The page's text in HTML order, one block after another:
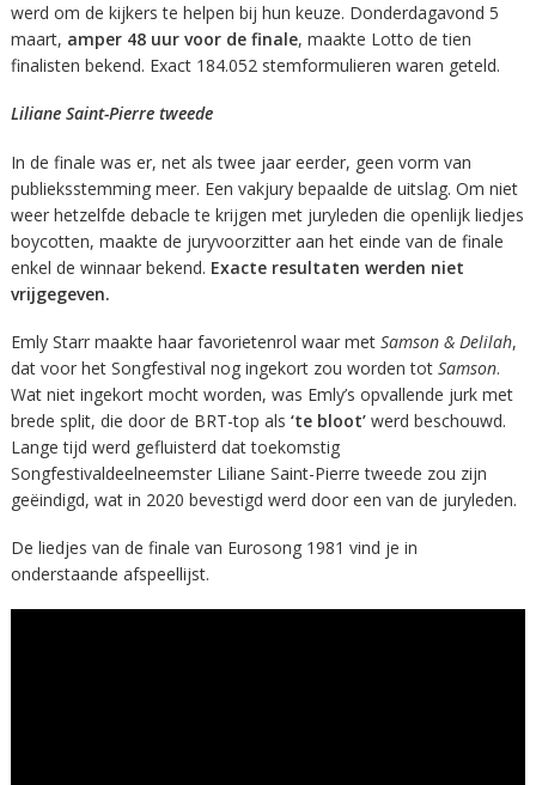
werd om de kijkers te helpen bij hun keuze. Donderdagavond 5
maart, amper 48 uur voor de finale, maakte Lotto de tien
finalisten bekend. Exact 184.052 stemformulieren waren geteld.
Liliane Saint-Pierre tweede
In de finale was er, net als twee jaar eerder, geen vorm van
publieksstemming meer. Een vakjury bepaalde de uitslag. Om niet
weer hetzelfde debacle te krijgen met juryleden die openlijk liedjes
boycotten, maakte de juryvoorzitter aan het einde van de finale
enkel de winnaar bekend. Exacte resultaten werden niet
vrijgegeven.
Emly Starr maakte haar favorietenrol waar met Samson & Delilah,
dat voor het Songfestival nog ingekort zou worden tot Samson.
Wat niet ingekort mocht worden, was Emly’s opvallende jurk met
brede split, die door de BRT-top als ‘te bloot’werd beschouwd.
Lange tijd werd gefluisterd dat toekomstig
Songfestivaldeelneemster Liliane Saint-Pierre tweede zou zijn
geëindigd, wat in 2020 bevestigd werd door een van de juryleden.
De liedjes van de finale van Eurosong 1981 vind je in
onderstaande afspeellijst.